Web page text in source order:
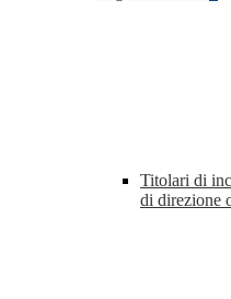
Titolari di
di direzione